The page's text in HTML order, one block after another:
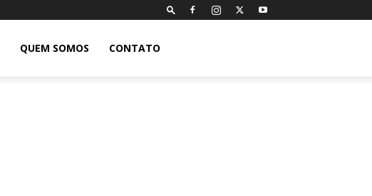
QUEM SOMOS CONTATO